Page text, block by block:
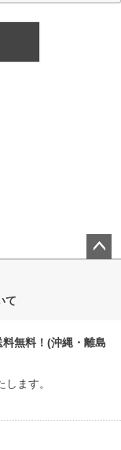
て
無料！(沖縄・離島
ます。